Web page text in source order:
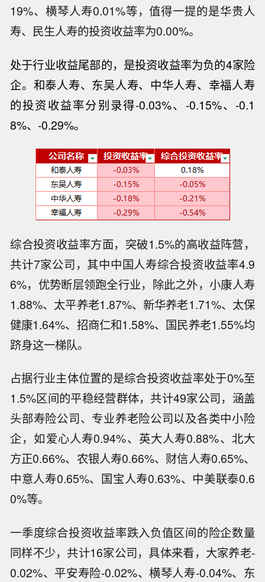
19%、横琴人寿0.01%等，值得一提的是华贵人
寿、民生人寿的投资收益率为0.00%。
处于行业收益尾部的，是投资收益率为负的4家险
企。和泰人寿、东吴人寿、 中华人寿、 幸福人寿
的投资收益率分别录得-0.03%、-0.15%、-0.1
8%、-0.29%。
综合投资收益率方面，突破1.5%的高收益阵营，
共计7家公司，其中中国人寿综合投资收益率4.9
6%，优势断层领跑全行业，除此之外，小康人寿
1.88%、太平养老1.87%、新华养老1.71%、太保
健康1.64%、招商仁和1.58%、国民养老1.55%均
跻身这一梯队。
占据行业主体位置的是综合投资收益率处于0%至
1.5%区间的平稳经营群体，共计49家公司，涵盖
头部寿险公司、专业养老险公司以及各类中小险
企，如爱心人寿0.94%、英大人寿0.88%、北大
方正0.66%、农银人寿0.66%、财信人寿0.65%、
中意人寿0.65%、国宝人寿0.63%、中美联泰0.6
0%等。
一季度综合投资收益率跌入负值区间的险企数量
同样不少，共计16家公司，具体来看，大家养老-
0.02%、平安寿险-0.02%、横琴人寿-0.04%、东